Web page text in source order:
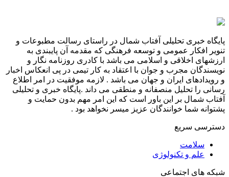
پایگاه خبری تحلیلی آفتاب شمال در راستای رسالت مطبوعات و
تنویر افکار عمومی و توسعه فرهنگی که مقدمه آن پایبندی به
ارزشهای اخلاقی و اسلامی می باشد با کادری روزنامه نگار و
نویسندگان مجرب و جوان با اعتقاد به کار تیمی در پی انعکاس اخبار
و رویدادهای ایران و جهان می باشد . لازمه موفقیت در امر اطلاع
رسانی را تحلیل منصفانه و منطقی می داند .پایگاه خبری و تحلیلی
آفتاب شمال بر این باور است که این امر مهم بدون حمایت و
پشتوانه شما خوانندگان عزیز میسر نخواهد بود .
دسترسی سریع
سلامت
علم و تکنولوژی
شبکه های اجتماعی